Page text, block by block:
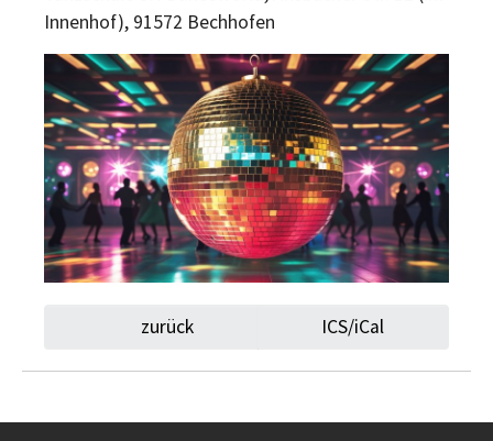
Innenhof), 91572 Bechhofen
zurück ICS/iCal